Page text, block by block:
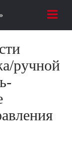
ручной